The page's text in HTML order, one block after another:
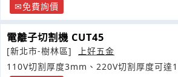
免費詢價
電離子切割機 CUT45
[新北市-樹林區]
上好五金
110V切割厚度3mm、220V切割厚度可達